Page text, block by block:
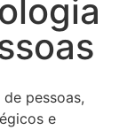
pessoas,
e